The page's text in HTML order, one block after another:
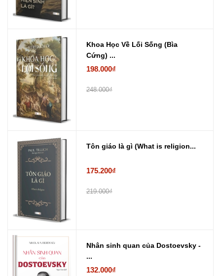
Khoa Học Về Lối Sống (Bìa
Cứng) ...
198.000₫
248.000₫
Tôn giáo là gì (What is religion...
175.200₫
219.000₫
Nhân sinh quan của Dostoevsky -
...
132.000₫